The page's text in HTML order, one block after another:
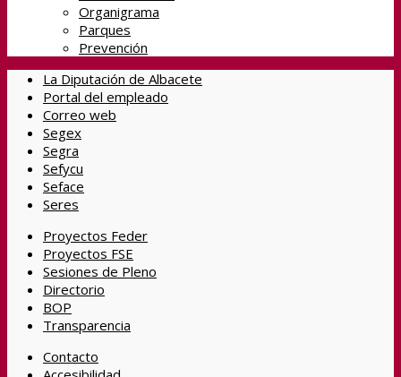
Organigrama
Parques
Prevención
La Diputación de Albacete
Portal del empleado
Correo web
Segex
Segra
Sefycu
Seface
Seres
Proyectos Feder
Proyectos FSE
Sesiones de Pleno
Directorio
BOP
Transparencia
Contacto